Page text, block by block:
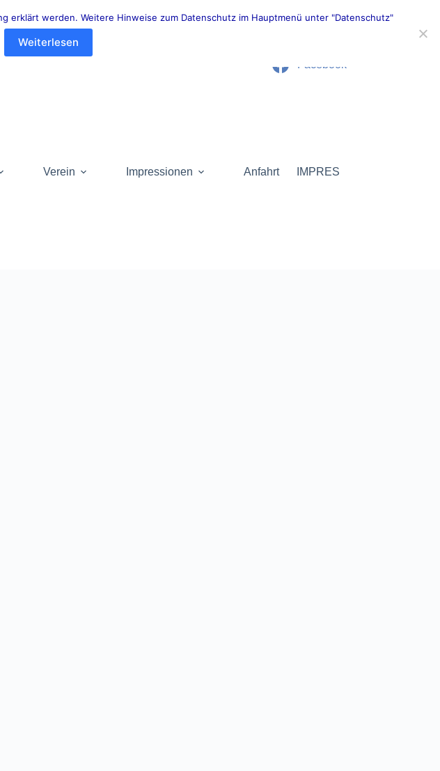
Facebook
Verein Impressionen Anfahrt IMPRESSUM
erklärt werden. Weitere Hinweise zum Datenschutz im Hauptmenü unter "Datenschutz"
Weiterlesen